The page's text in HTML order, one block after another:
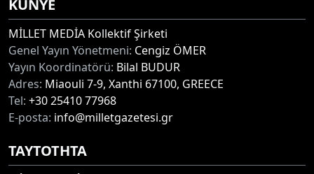
KÜNYE
MİLLET MEDİA Kollektif Şirketi
Genel Yayın Yönetmeni: Cengiz ÖMER
Yayın Koordinatörü: Bilal BUDUR
Adres: Miaouli 7-9, Xanthi 67100, GREECE
Tel: +30 25410 77968
E-posta: info@milletgazetesi.gr
ΤΑΥΤΟΤΗΤΑ